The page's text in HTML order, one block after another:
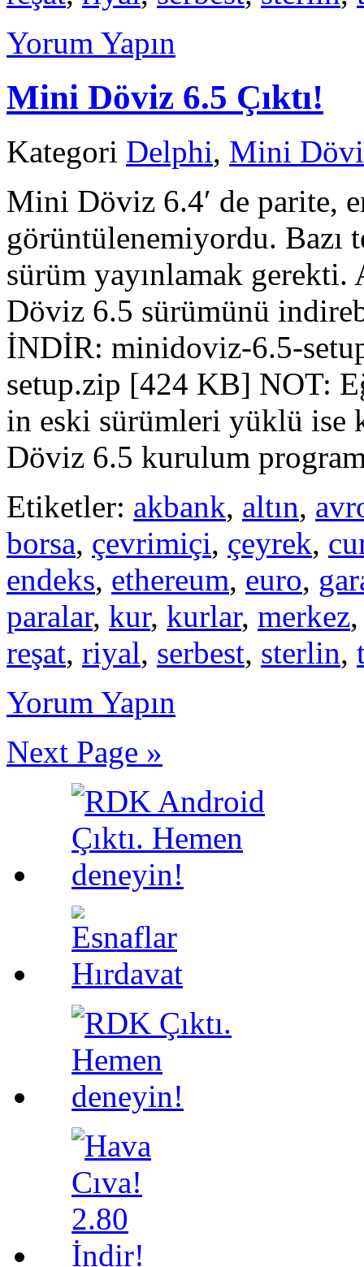
Yorum Yapın
Mini Döviz 6.5 Çıktı!
Kategori Delphi, Mini
Mini Döviz 6.4′ de parite,
görüntülenemiyordu.
sürüm yayınlamak gerekti.
Döviz 6.5 sürümünü
İNDİR: minidoviz-6.5-
setup.zip [424 KB] NOT:
in eski sürümleri yüklü ise
Döviz 6.5 kurulum
Etiketler: akbank, altın,
borsa, çevrimiçi, çeyrek,
endeks, ethereum, euro,
paralar, kur, kurlar, merkez
reşat, riyal, serbest, sterlin,
Yorum Yapın
Next Page »